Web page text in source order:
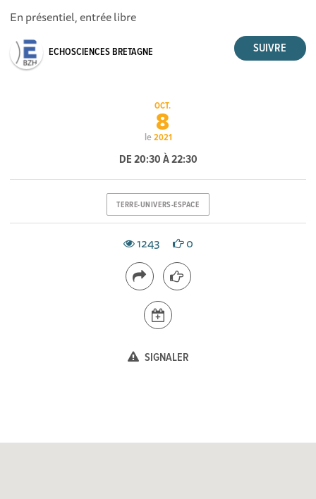
En présentiel, entrée libre
ECHOSCIENCES BRETAGNE
le
OCT.
8
2021
DE 20:30 À 22:30
TERRE-UNIVERS-ESPACE
1243 0
SIGNALER